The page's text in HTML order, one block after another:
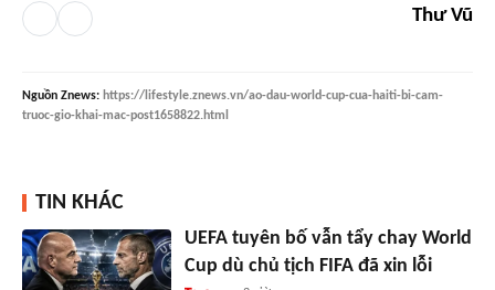
Thư Vũ
Nguồn Znews: https://lifestyle.znews.vn/ao-dau-world-cup-cua-haiti-bi-cam-
truoc-gio-khai-mac-post1658822.html
TIN KHÁC
UEFA tuyên bố vẫn tẩy chay World
Cup dù chủ tịch FIFA đã xin lỗi